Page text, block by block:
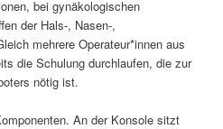
bei gynäkologischen
der Hals-, Nasen-,
mehrere Operateur*innen aus
die Schulung durchlaufen, die zur
nötig ist.
An der Konsole sitzt